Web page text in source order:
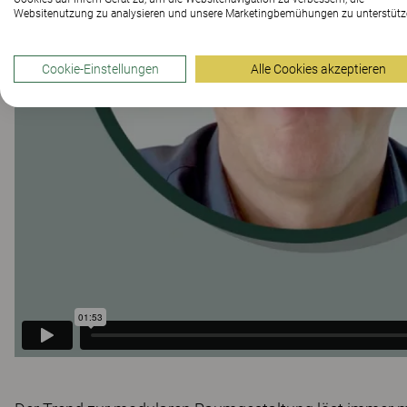
Websitenutzung zu analysieren und unsere Marketingbemühungen zu
Cookie-Einstellungen Alle Cookies akzeptieren